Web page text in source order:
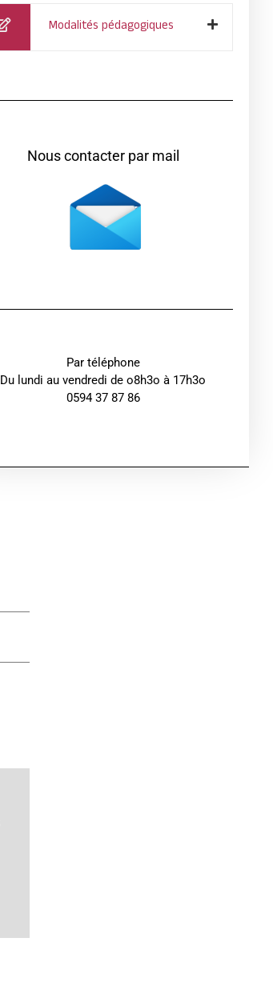
Modalités pédagogiques
Nous contacter par mail
Par téléphone
Du lundi au vendredi de o8h3o à 17h3o
0594 37 87 86